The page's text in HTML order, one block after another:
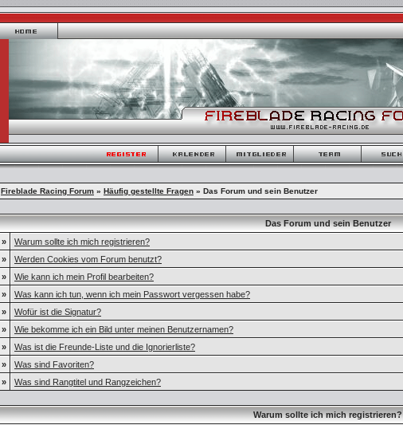
Fireblade Racing Forum » Häufig gestellte Fragen » Das Forum und sein Benutzer
Das Forum und sein Benutzer
»
Warum sollte ich mich registrieren?
»
Werden Cookies vom Forum benutzt?
»
Wie kann ich mein Profil bearbeiten?
»
Was kann ich tun, wenn ich mein Passwort vergessen habe?
»
Wofür ist die Signatur?
»
Wie bekomme ich ein Bild unter meinen Benutzernamen?
»
Was ist die Freunde-Liste und die Ignorierliste?
»
Was sind Favoriten?
»
Was sind Rangtitel und Rangzeichen?
Warum sollte ich mich registrieren?